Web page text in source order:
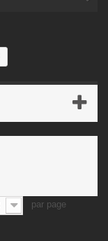
par page